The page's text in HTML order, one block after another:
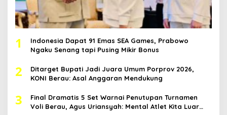
1
Indonesia Dapat 91 Emas SEA Games, Prabowo
Ngaku Senang tapi Pusing Mikir Bonus
2
Ditarget Bupati Jadi Juara Umum Porprov 2026,
KONI Berau: Asal Anggaran Mendukung
3
Final Dramatis 5 Set Warnai Penutupan Turnamen
Voli Berau, Agus Uriansyah: Mental Atlet Kita Luar